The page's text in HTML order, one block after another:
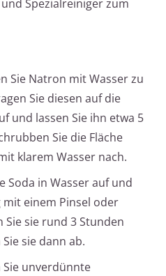
Spezialreiniger zum
Sie Natron mit Wasser zu
Sie diesen auf die
und lassen Sie ihn etwa 5
Sie die Fläche
klarem Wasser nach.
Soda in Wasser auf und
mit einem Pinsel oder
Sie sie rund 3 Stunden
sie dann ab.
Sie unverdünnte